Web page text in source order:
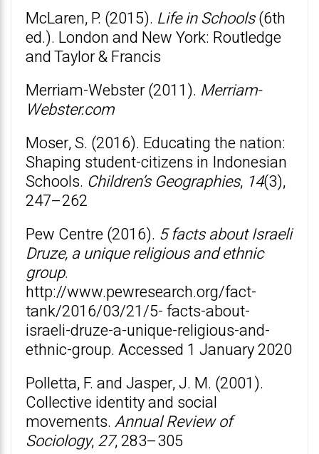
McLaren, P. (2015). Life in Schools(6th
ed.). London and New York: Routledge
and Taylor & Francis
Merriam-Webster (2011). Merriam-
Webster.com
Moser, S. (2016). Educating the nation:
Shaping student-citizens in Indonesian
Schools. Children’s Geographies, 14(3),
247–262
Pew Centre (2016). 5 facts about Israeli
Druze, a unique religious and ethnic
group.
http://www.pewresearch.org/fact-
tank/2016/03/21/5- facts-about-
israeli-druze-a-unique-religious-and-
ethnic-group. Accessed 1 January 2020
Polletta, F. and Jasper, J. M. (2001).
Collective identity and social
movements. Annual Review of
Sociology,27, 283–305